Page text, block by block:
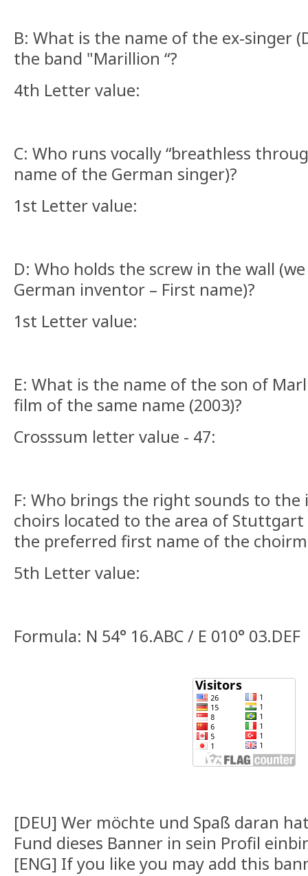
B: What is the name of the ex-singer
the band "Marillion “?
4th Letter value:
C: Who runs vocally “breathless
name of the German singer)?
1st Letter value:
D: Who holds the screw in the wall
German inventor – First name)?
1st Letter value:
E: What is the name of the son of
film of the same name (2003)?
Crosssum letter value - 47:
F: Who brings the right sounds to
choirs located to the area of
the preferred first name of the
5th Letter value:
Formula: N 54° 16.ABC / E 010° 03.DEF
[DEU] Wer möchte und Spaß daran
Fund dieses Banner in sein Profil
[ENG] If you like you may add this